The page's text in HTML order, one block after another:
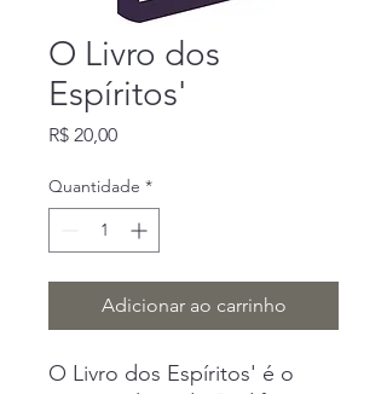
O Livro dos
Espíritos'
R$ 20,00Preço
Quantidade *
Adicionar ao carrinho
O Livro dos Espíritos' é o